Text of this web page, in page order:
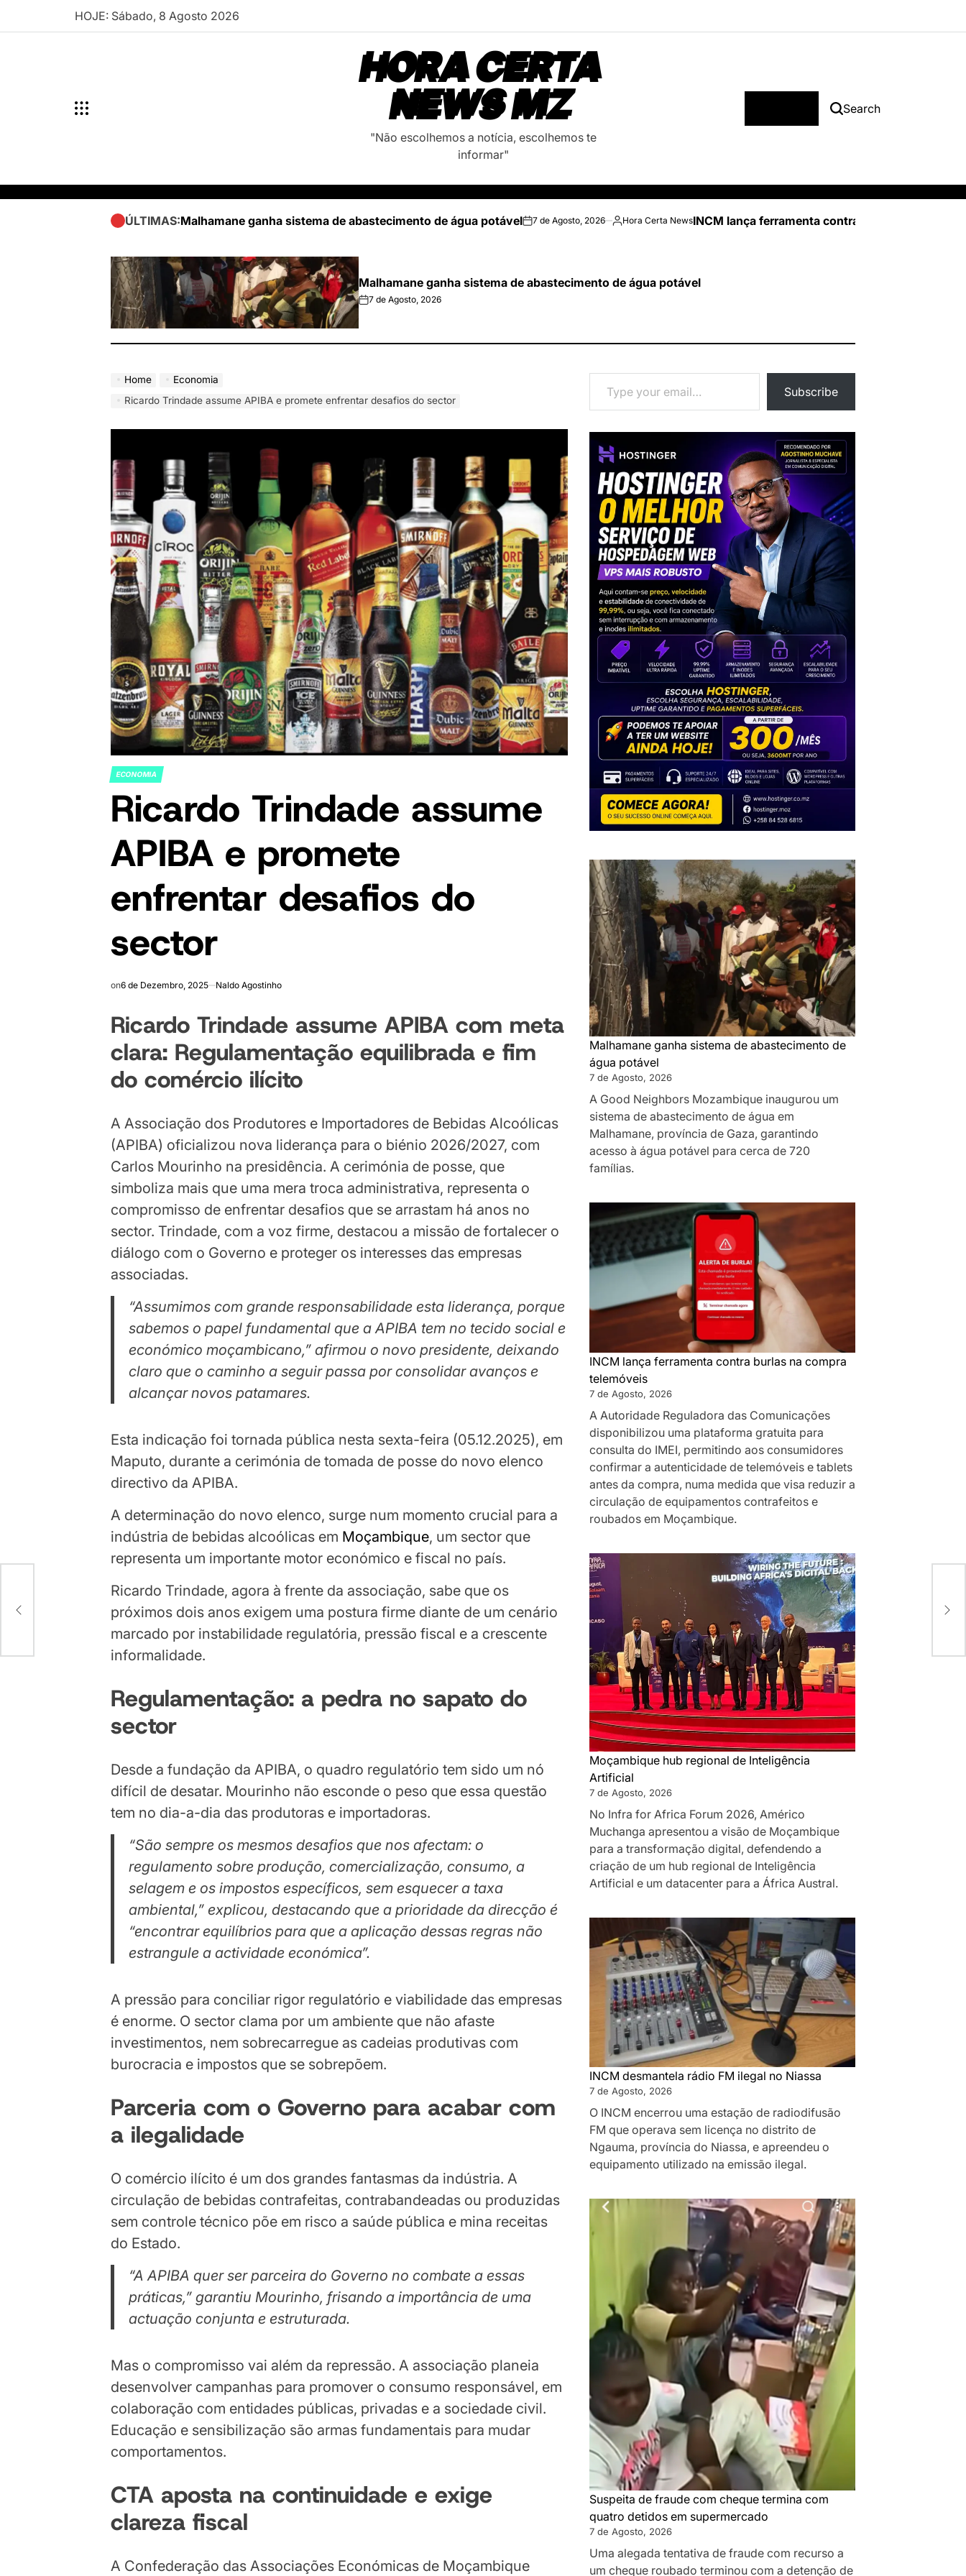
HOJE: Sábado, 8 Agosto 2026
HORA CERTA
NEWS MZ
"Não escolhemos a notícia, escolhemos te
informar"
Search
ÚLTIMAS:Malhamane ganha sistema de abastecimento de água potávelon7 de Agosto, 2026
Posted
Hora Certa NewsINCM lança ferramenta contra burlas na compra
Malhamane ganha sistema de abastecimento de água potável
on7 de Agosto, 2026
Home
Economia
Ricardo Trindade assume APIBA e promete enfrentar desafios do sector
POSTED
IN
ECONOMIA
Ricardo Trindade assume
APIBA e promete
enfrentar desafios do
sector
on6 de Dezembro, 2025 Naldo Agostinho
Ricardo Trindade assume APIBA com meta
clara: Regulamentação equilibrada e fim
do comércio ilícito
A Associação dos Produtores e Importadores de Bebidas Alcoólicas
(APIBA) oficializou nova liderança para o biénio 2026/2027, com
Carlos Mourinho na presidência. A cerimónia de posse, que
simboliza mais que uma mera troca administrativa, representa o
compromisso de enfrentar desafios que se arrastam há anos no
sector. Trindade, com a voz firme, destacou a missão de fortalecer o
diálogo com o Governo e proteger os interesses das empresas
associadas.
“Assumimos com grande responsabilidade esta liderança, porque
sabemos o papel fundamental que a APIBA tem no tecido social e
económico moçambicano,” afirmou o novo presidente, deixando
claro que o caminho a seguir passa por consolidar avanços e
alcançar novos patamares.
Esta indicação foi tornada pública nesta sexta-feira (05.12.2025), em
Maputo, durante a cerimónia de tomada de posse do novo elenco
directivo da APIBA.
A determinação do novo elenco, surge num momento crucial para a
indústria de bebidas alcoólicas em Moçambique, um sector que
representa um importante motor económico e fiscal no país.
Ricardo Trindade, agora à frente da associação, sabe que os
próximos dois anos exigem uma postura firme diante de um cenário
marcado por instabilidade regulatória, pressão fiscal e a crescente
informalidade.
Regulamentação: a pedra no sapato do
sector
Desde a fundação da APIBA, o quadro regulatório tem sido um nó
difícil de desatar. Mourinho não esconde o peso que essa questão
tem no dia-a-dia das produtoras e importadoras.
“São sempre os mesmos desafios que nos afectam: o
regulamento sobre produção, comercialização, consumo, a
selagem e os impostos específicos, sem esquecer a taxa
ambiental,” explicou, destacando que a prioridade da direcção é
“encontrar equilíbrios para que a aplicação dessas regras não
estrangule a actividade económica”.
A pressão para conciliar rigor regulatório e viabilidade das empresas
é enorme. O sector clama por um ambiente que não afaste
investimentos, nem sobrecarregue as cadeias produtivas com
burocracia e impostos que se sobrepõem.
Parceria com o Governo para acabar com
a ilegalidade
O comércio ilícito é um dos grandes fantasmas da indústria. A
circulação de bebidas contrafeitas, contrabandeadas ou produzidas
sem controle técnico põe em risco a saúde pública e mina receitas
do Estado.
“A APIBA quer ser parceira do Governo no combate a essas
práticas,” garantiu Mourinho, frisando a importância de uma
actuação conjunta e estruturada.
Mas o compromisso vai além da repressão. A associação planeia
desenvolver campanhas para promover o consumo responsável, em
colaboração com entidades públicas, privadas e a sociedade civil.
Educação e sensibilização são armas fundamentais para mudar
comportamentos.
CTA aposta na continuidade e exige
clareza fiscal
A Confederação das Associações Económicas de Moçambique
Type your email…
Subscribe
Malhamane ganha sistema de abastecimento de
água potável
7 de Agosto, 2026
A Good Neighbors Mozambique inaugurou um
sistema de abastecimento de água em
Malhamane, província de Gaza, garantindo
acesso à água potável para cerca de 720
famílias.
INCM lança ferramenta contra burlas na compra
telemóveis
7 de Agosto, 2026
A Autoridade Reguladora das Comunicações
disponibilizou uma plataforma gratuita para
consulta do IMEI, permitindo aos consumidores
confirmar a autenticidade de telemóveis e tablets
antes da compra, numa medida que visa reduzir a
circulação de equipamentos contrafeitos e
roubados em Moçambique.
Moçambique hub regional de Inteligência
Artificial
7 de Agosto, 2026
No Infra for Africa Forum 2026, Américo
Muchanga apresentou a visão de Moçambique
para a transformação digital, defendendo a
criação de um hub regional de Inteligência
Artificial e um datacenter para a África Austral.
INCM desmantela rádio FM ilegal no Niassa
7 de Agosto, 2026
O INCM encerrou uma estação de radiodifusão
FM que operava sem licença no distrito de
Ngauma, província do Niassa, e apreendeu o
equipamento utilizado na emissão ilegal.
Suspeita de fraude com cheque termina com
quatro detidos em supermercado
7 de Agosto, 2026
Uma alegada tentativa de fraude com recurso a
um cheque roubado terminou com a detenção de